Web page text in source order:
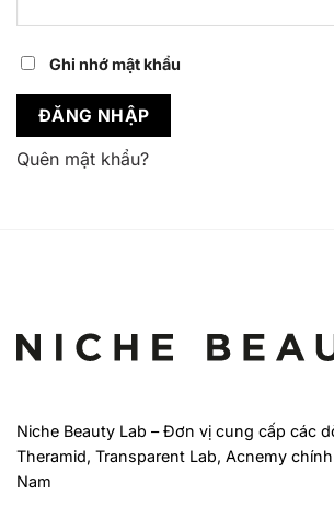
Ghi nhớ mật khẩu
ĐĂNG NHẬP
Quên mật khẩu?
Niche Beauty Lab – Đơn vị cung cấp các
Theramid, Transparent Lab, Acnemy
Nam